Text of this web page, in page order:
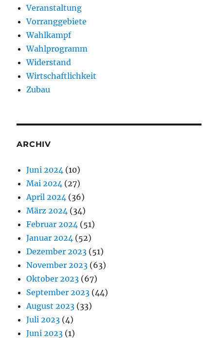
Veranstaltung
Vorranggebiete
Wahlkampf
Wahlprogramm
Widerstand
Wirtschaftlichkeit
Zubau
ARCHIV
Juni 2024 (10)
Mai 2024 (27)
April 2024 (36)
März 2024 (34)
Februar 2024 (51)
Januar 2024 (52)
Dezember 2023 (51)
November 2023 (63)
Oktober 2023 (67)
September 2023 (44)
August 2023 (33)
Juli 2023 (4)
Juni 2023 (1)